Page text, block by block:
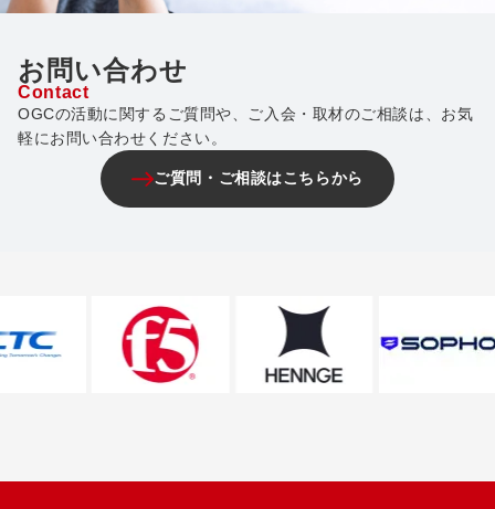
お問い合わせ
Contact
OGCの活動に関するご質問や、ご入会・取材のご相談は、お気
軽にお問い合わせください。
ご質問・ご相談はこちらから